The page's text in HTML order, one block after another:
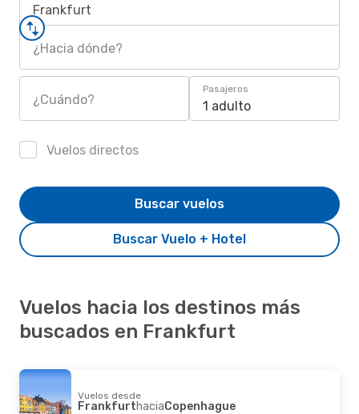
Frankfurt
¿Hacia dónde?
¿Cuándo?
Pasajeros
1 adulto
Vuelos directos
Buscar Vuelo + Hotel
Buscar vuelos
Vuelos hacia los destinos más
buscados en Frankfurt
Vuelos desde
FrankfurthaciaCopenhague